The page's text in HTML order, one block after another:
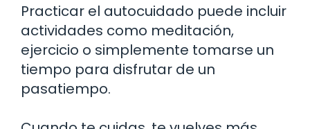
Practicar el autocuidado puede incluir
actividades como meditación,
ejercicio o simplemente tomarse un
tiempo para disfrutar de un
pasatiempo.